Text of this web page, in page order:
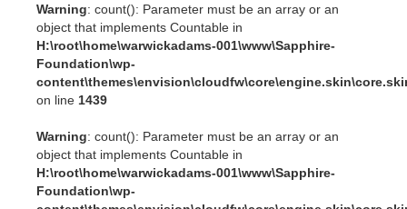
Warning: count(): Parameter must be an array or an
object that implements Countable in
H:\root\home\warwickadams-001\www\Sapphire-
Foundation\wp-
on line 1439
Warning: count(): Parameter must be an array or an
object that implements Countable in
H:\root\home\warwickadams-001\www\Sapphire-
Foundation\wp-